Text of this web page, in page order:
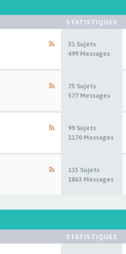
STATISTIQUES
31 Sujets
499 Messages
75 Sujets
577 Messages
99 Sujets
1170 Messages
115 Sujets
1863 Messages
STATISTIQUES